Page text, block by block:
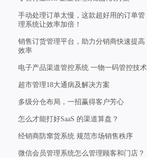
手动处理订单太慢，这款超好用的订单管
理系统让效率加倍！
销售订货管理平台，助力分销商快速提高
效率
电子产品渠道管控系统 一物一码管控技术
超市管理18大通病及解决方案
多级分仓布局，一招赢得客户芳心
怎么才能打好SaaS 的渠道算盘？
经销商防窜货系统 规范市场销售秩序
微信会员管理系统怎么管理顾客和门店？